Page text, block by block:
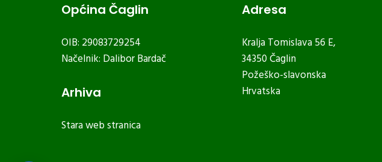
Općina Čaglin
OIB: 29083729254
Načelnik: Dalibor Bardač
Arhiva
Stara web stranica
Adresa
Kralja Tomislava 56 E,
34350 Čaglin
Požeško-slavonska
Hrvatska